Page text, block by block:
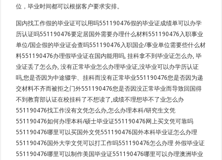
位，毕业时间都可以根据客户要求安排。
国内找工作假的毕业证可以用吗551190476假的毕业证成绩单可以办学
历认证吗551190476要定居国外需要办理什么材料551190476入职事业
单位/国企假的毕业证会查吗551190476入职国企/事业单位需要些什么材
料551190476办理假毕业证在国内能用吗, 挂科拿不到毕业证怎么办, 毕
业证丢了怎么办, 没有正常毕业怎么办理毕业证,没毕业可以办学历认证
吗,您是否因为中途辍学、挂科而没有正常毕业551190476您是否因为递
交材料不齐而被拒之门外551190476您是否因没正常毕业而导致回国得
不到教育部认证在校挂科了不想读了,成绩不理想毕不了业怎么办
551190476找工作没有文凭怎么办,怎么办理本科/研究生文凭
551190476如何办理本科/硕士毕业证551190476网上买文凭可靠吗
551190476哪里可以买国外文凭551190476国外本科毕业证怎么办理
551190476国外大学文凭可以打工作吗551190476怎么办理 外假毕业证
551190476哪里可以制作美国毕业证551190476哪里可以办理澳洲毕业